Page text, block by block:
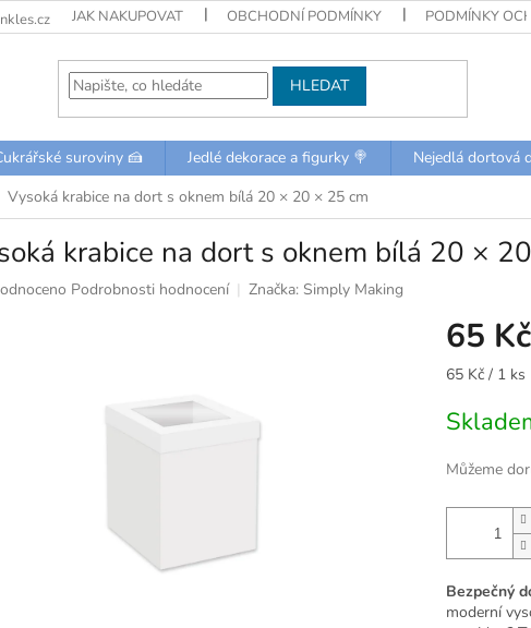
JAK NAKUPOVAT OBCHODNÍ PODMÍNKY PODMÍNKY
HLEDAT
suroviny 🍰 Jedlé dekorace a figurky 🍭 Nejedlá dortová
Vysoká krabice na dort s oknem bílá 20 × 20 × 25 cm
krabice na dort s oknem bílá 20 ×
Podrobnosti hodnocení Značka: Simply Making
65 Kč
Měrná
65 Kč / 1 ks
Můžeme
Bezpečný
moderní